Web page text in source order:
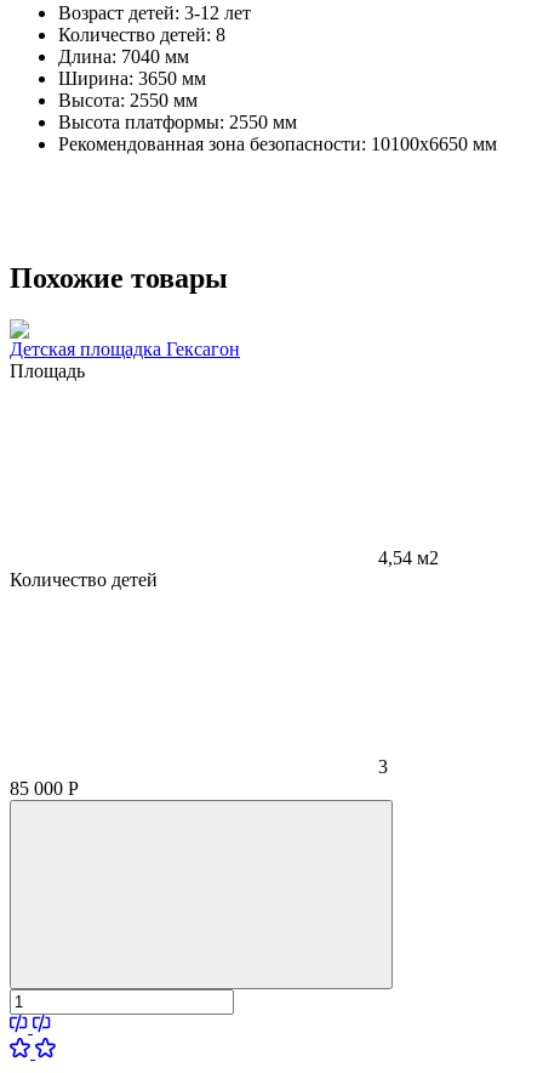
Возраст детей: 3-12 лет
Количество детей: 8
Длина: 7040 мм
Ширина: 3650 мм
Высота: 2550 мм
Высота платформы: 2550 мм
Рекомендованная зона безопасности: 10100x6650 мм
Похожие товары
Детская площадка Гексагон
Площадь
4,54 м2
Количество детей
3
85 000 Р